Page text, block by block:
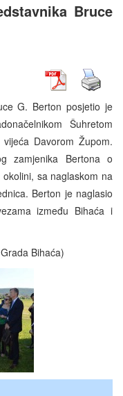
Bruce
G. Berton posjetio je
Šuhretom
Davorom Župom.
zamjenika Bertona o
sa naglaskom na
Berton je naglasio
između Bihaća i
Bihaća)